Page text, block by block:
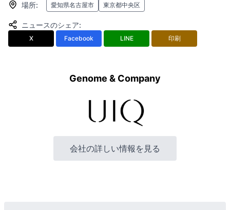
場所: 愛知県名古屋市 東京都中央区
ニュースのシェア:
X Facebook LINE 印刷
Genome & Company
会社の詳しい情報を見る